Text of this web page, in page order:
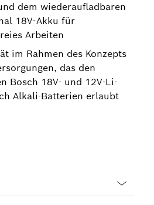
dem wiederaufladbaren
18V-Akku für
Arbeiten
im Rahmen des Konzepts
das den
Bosch 18V- und 12V-Li-
Alkali-Batterien erlaubt